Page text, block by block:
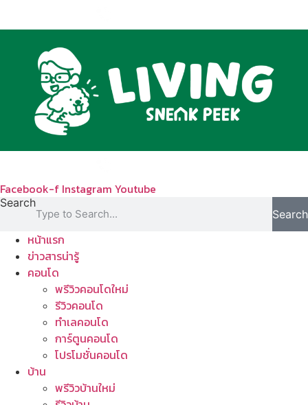
Facebook-f Instagram Youtube
Search
Search
หน้าแรก
ข่าวสารน่ารู้
คอนโด
พรีวิวคอนโดใหม่
รีวิวคอนโด
ทำเลคอนโด
การ์ตูนคอนโด
โปรโมชั่นคอนโด
บ้าน
พรีวิวบ้านใหม่